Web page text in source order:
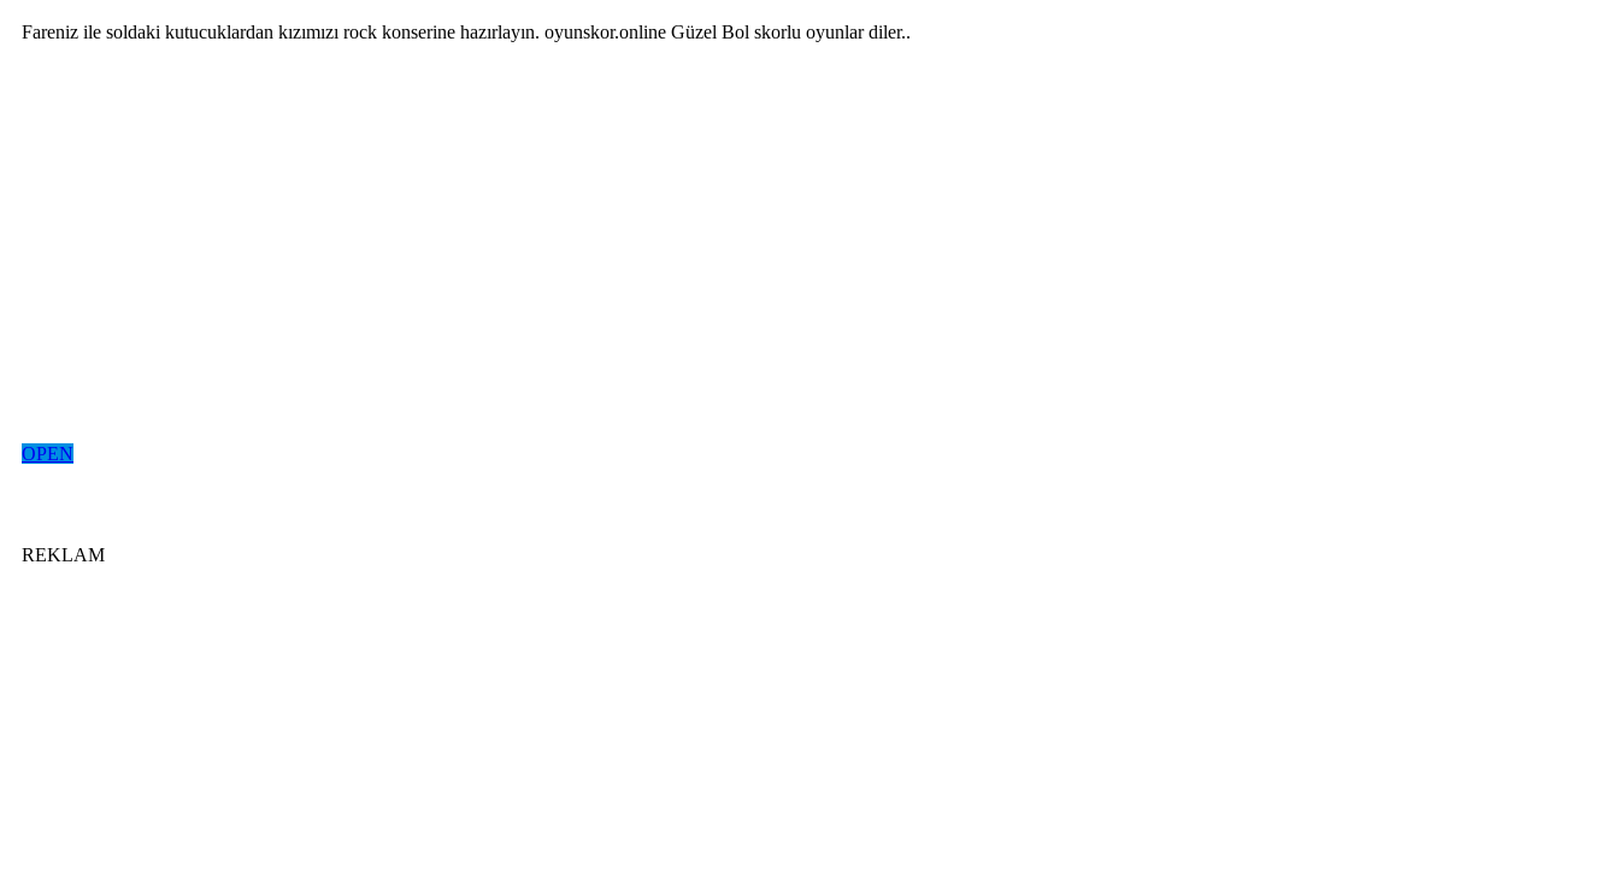
Fareniz ile soldaki kutucuklardan kızımızı rock konserine hazırlayın. oyunskor.online Güzel Bol skorlu oyunlar diler..
OPEN
REKLAM